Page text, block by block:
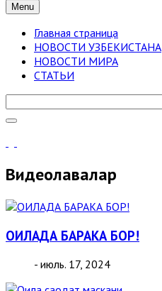
Menu
Главная страница
НОВОСТИ УЗБЕКИСТАНА
НОВОСТИ МИРА
СТАТЬИ
Видеолавҳалар
ОИЛАДА БАРАКА БОР!
- июль. 17, 2024